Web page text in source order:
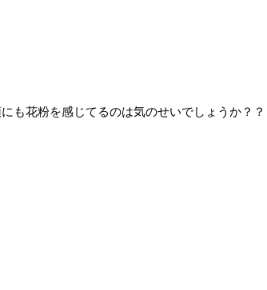
も花粉を感じてるのは気のせいでしょうか？